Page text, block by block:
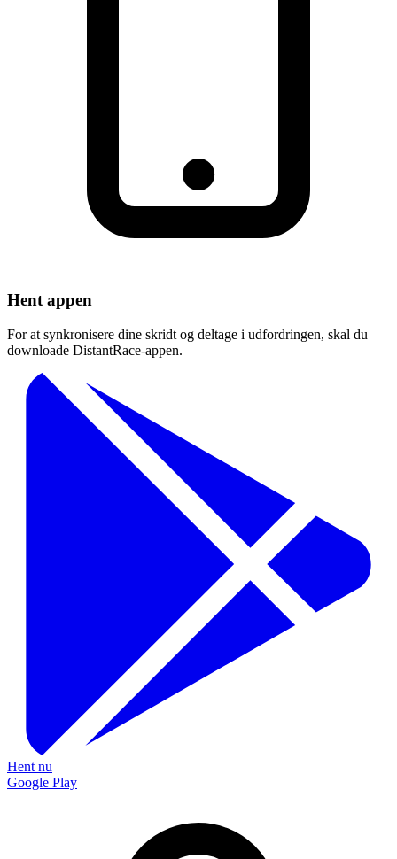
Hent appen
For at synkronisere dine skridt og deltage i udfordringen, skal du
downloade DistantRace-appen.
Hent nu
Google Play